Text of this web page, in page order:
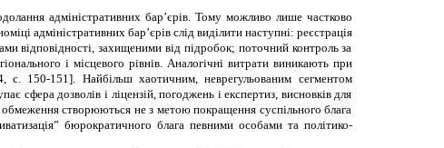
адміністративних бар’єрів. Тому можливо лише частково
адміністративних бар’єрів слід виділити наступні: реєстрація
відповідності, захищеними від підробок; поточний контроль за
і місцевого рівнів. Аналогічні витрати виникають при
с. 150-151]. Найбільш хаотичним, неврегульованим сегментом
сфера дозволів і ліцензій, погоджень і експертиз, висновків для
обмеження створюються не з метою покращення суспільного блага
” бюрократичного блага певними особами та політико-